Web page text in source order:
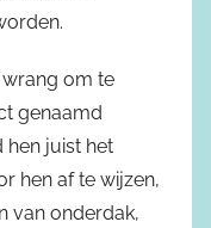
om te
genaamd
hen juist het
hen af te wijzen,
van onderdak,